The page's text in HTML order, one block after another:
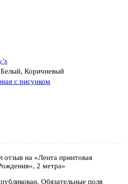
Белый, Коричневый
с рисунком
отзыв на «Лента принтовая
2 метра»
Обязательные поля